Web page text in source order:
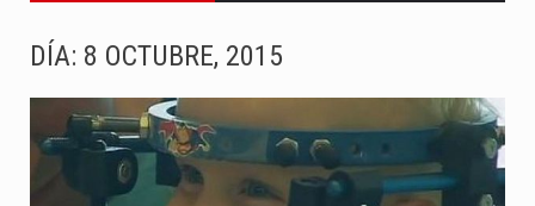
El presidente de la República se encontraba en el aeropuerto…
DÍA: 8 OCTUBRE, 2015